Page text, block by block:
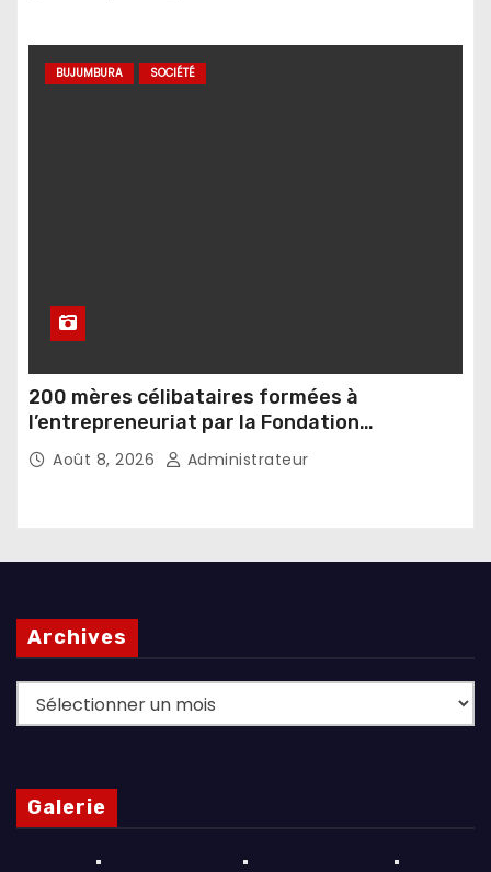
BUJUMBURA SOCIÉTÉ
200 mères célibataires formées à
l’entrepreneuriat par la Fondation
Umugiraneza et l’OPDD
Août 8, 2026 Administrateur
Archives
Archives
Galerie